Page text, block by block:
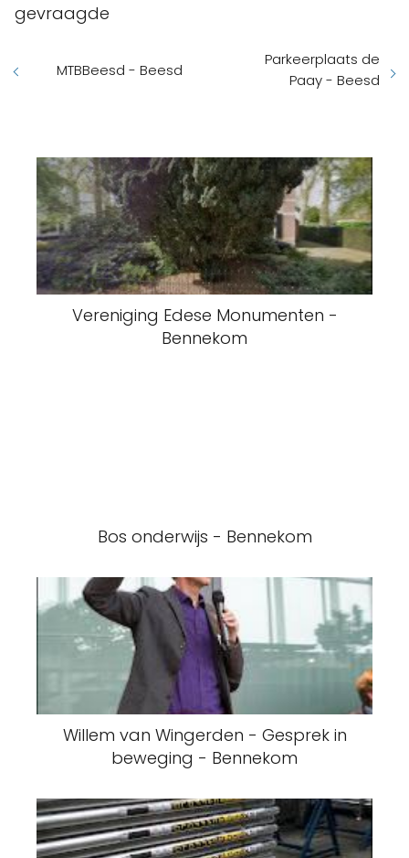
gevraagde
MTBBeesd - Beesd
Parkeerplaats de
Paay - Beesd
Vereniging Edese Monumenten -
Bennekom
Bos onderwijs - Bennekom
Willem van Wingerden - Gesprek in
beweging - Bennekom